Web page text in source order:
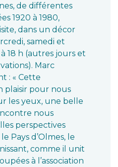
de différentes
1920 à 1980,
dans un décor
samedi et
18 h (autres jours et
Marc
: « Cette
pour nous
les yeux, une belle
nous
perspectives
Pays d’Olmes, le
comme il unit
à l’association